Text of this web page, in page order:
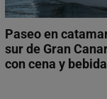
Paseo en
sur de Gran
con cena y bebida